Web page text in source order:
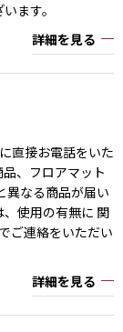
ます。
詳細を見る
直接お電話をいた
、フロアマット
異なる商品が届い
使用の有無に 関
ご連絡をいただい
詳細を見る